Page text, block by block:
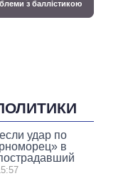
удар по
в